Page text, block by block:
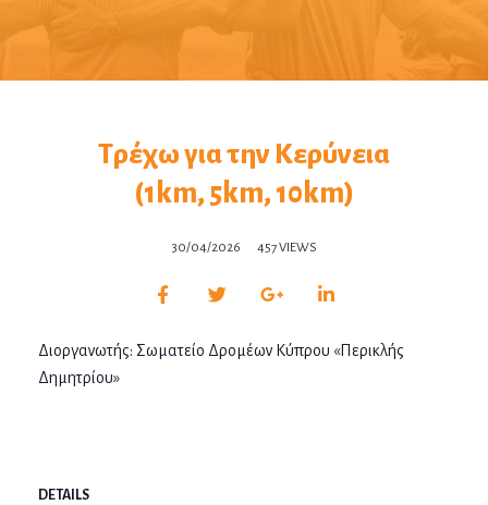
Τρέχω για την Κερύνεια
(1km, 5km, 10km)
30/04/2026 457 VIEWS
Διοργανωτής: Σωματείο Δρομέων Κύπρου «Περικλής
Δημητρίου»
DETAILS